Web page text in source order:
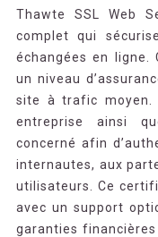
Thawte SSL Web
complet qui
échangées en ligne.
un niveau
site à trafic moyen.
entreprise ainsi
concerné afin
internautes, aux
utilisateurs. Ce
avec un support
garanties